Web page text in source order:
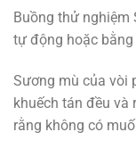
Buồng thử nghiệm
tự động hoặc
Sương mù của vòi
khuếch tán đều và
rằng không có